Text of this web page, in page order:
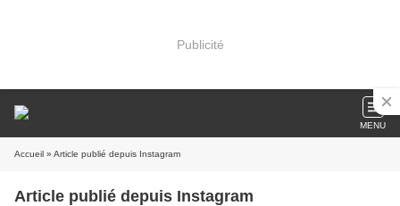
Publicité
MENU
Accueil » Article publié depuis Instagram
Article publié depuis Instagram